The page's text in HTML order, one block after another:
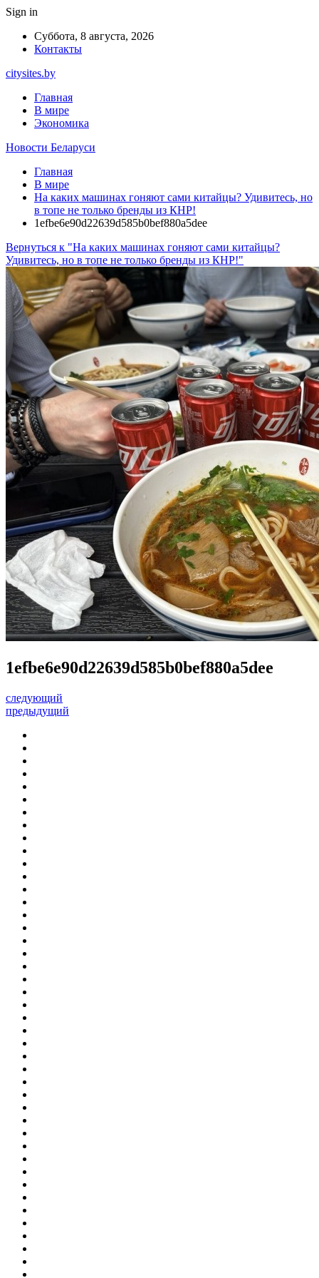
Sign in
Суббота, 8 августа, 2026
Контакты
citysites.by
Главная
В мире
Экономика
Новости Беларуси
Главная
В мире
На каких машинах гоняют сами китайцы? Удивитесь, но
в топе не только бренды из КНР!
1efbe6e90d22639d585b0bef880a5dee
Вернуться к "На каких машинах гоняют сами китайцы?
Удивитесь, но в топе не только бренды из КНР!"
1efbe6e90d22639d585b0bef880a5dee
следующий
предыдущий